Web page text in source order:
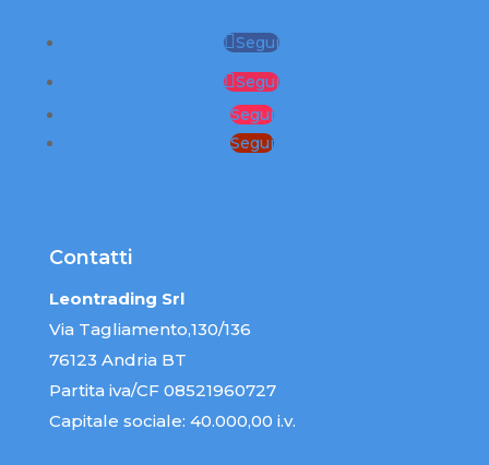
Segui
Segui
Segui
Segui
Contatti
Leontrading Srl
Via Tagliamento,130/136
76123 Andria BT
Partita iva/CF 08521960727
Capitale sociale: 40.000,00 i.v.